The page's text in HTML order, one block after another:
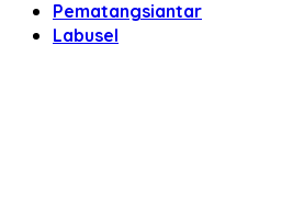
Pematangsiantar
Labusel